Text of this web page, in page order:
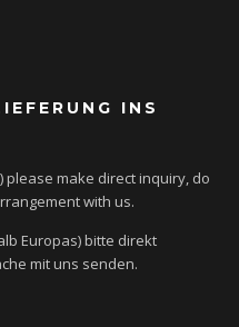
INS
please make direct inquiry, do
with us.
Europas) bitte direkt
mit uns senden.